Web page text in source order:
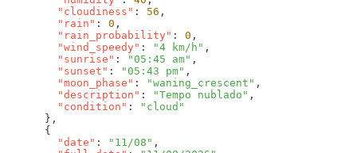
        "cloudiness"
: 56
        "rain"
: 0
        "rain_probability"
: 0
        "wind_speedy"
: "4 km/h"
        "sunrise"
: "05:45 am"
        "sunset"
: "05:43 pm"
        "moon_phase"
: "waning_crescent"
        "description"
: "Tempo nublado"
        "condition"
:
        "date"
: "11/08"